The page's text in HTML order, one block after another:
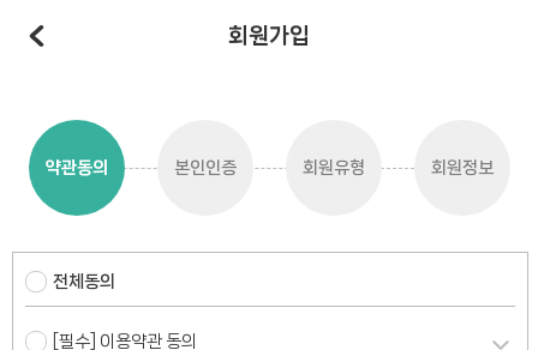
회원가입
약관동의 본인인증 회원유형 회원정보
전체동의
[필수] 이용약관 동의